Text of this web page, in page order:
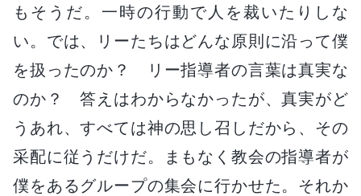
もそうだ。一時の行動で人を裁いたりしな
い。では、リーたちはどんな原則に沿って僕
を扱ったのか？ リー指導者の言葉は真実な
のか？ 答えはわからなかったが、真実がど
うあれ、すべては神の思し召しだから、その
采配に従うだけだ。まもなく教会の指導者が
僕をあるグループの集会に行かせた。それか